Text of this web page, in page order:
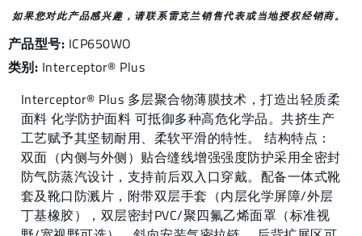
如果您对此产品感兴趣，请联系雷克兰销售代表或当地授权经销商。
产品型号: ICP650WO
类别: Interceptor® Plus
Interceptor® Plus 多层聚合物薄膜技术，打造出轻质柔
面料 化学防护面料 可抵御多种高危化学品。共挤生产
工艺赋予其坚韧耐用、柔软平滑的特性。 结构特点：
双面（内侧与外侧）贴合缝线增强强度防护采用全密封
防气防蒸汽设计，支持前后双入口穿戴。配备一体式靴
套及靴口防溅片，附带双层手套（内层化学屏障/外层
丁基橡胶），双层密封PVC/聚四氟乙烯面罩（标准视